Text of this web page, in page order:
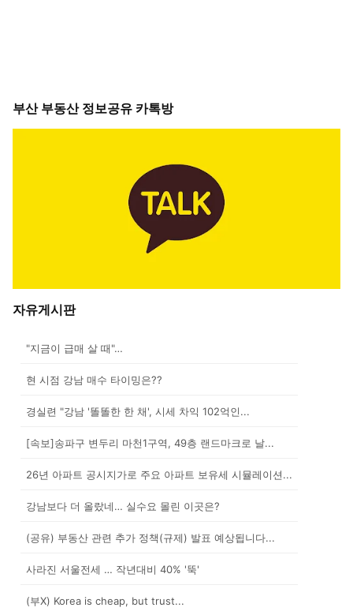
부산 부동산 정보공유 카톡방
자유게시판
"지금이 급매 살 때"…
현 시점 강남 매수 타이밍은??
경실련 "강남 '똘똘한 한 채', 시세 차익 102억인...
[속보]송파구 변두리 마천1구역, 49층 랜드마크로 날...
26년 아파트 공시지가로 주요 아파트 보유세 시뮬레이션...
강남보다 더 올랐네… 실수요 몰린 이곳은?
(공유) 부동산 관련 추가 정책(규제) 발표 예상됩니다...
사라진 서울전세 … 작년대비 40% '뚝'
(부X) Korea is cheap, but trust...